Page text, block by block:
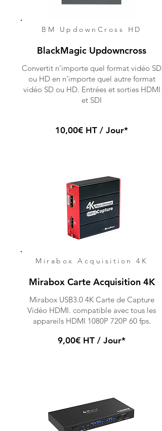
BM UpdownCross HD
BlackMagic Updowncross
Convertit n’importe quel format vidéo SD
ou HD en n’importe quel autre format
vidéo SD ou HD. Entrées et sorties HDMI
et SDI
10,00€ HT / Jour*
Mirabox Acquisition 4K
Mirabox Carte Acquisition 4K
Mirabox USB3.0 4K Carte de Capture
Vidéo HDMI. compatible avec tous les
appareils HDMI 1080P 720P 60 fps.
9,00€ HT / Jour*